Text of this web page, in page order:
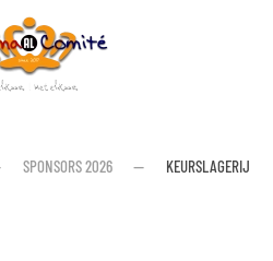
SPONSORS 2026
KEURSLAGERIJ